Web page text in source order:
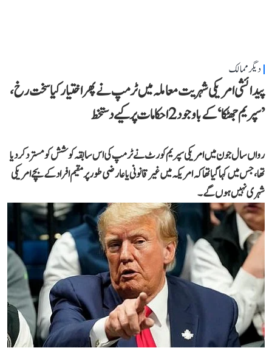
دیگر ممالک
پیدائشی امریکی شہریت معاملہ میں ٹرمپ نے پھر اختیار کیا سخت رخ،
’سپریم جھٹکا‘ کے باوجود 2 احکامات پر کیے دستخط
رواں سال جون میں امریکی سپریم کورٹ نے ٹرمپ کی اس سابقہ کوشش کو مسترد کر دیا
تھا، جس میں کہا گیا تھا کہ امریکہ میں غیر قانونی یا عارضی طور پر مقیم افراد کے بچے امریکی
شہری نہیں ہوں گے۔